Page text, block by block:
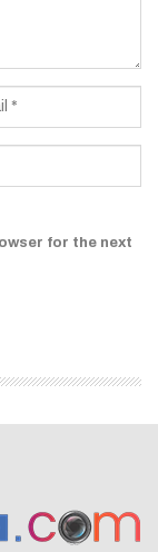
for the next